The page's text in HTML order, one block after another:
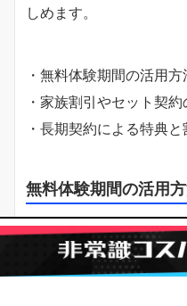
しめます。
・無料体験期間の活用方
・家族割引やセット契約
・長期契約による特典と
無料体験期間の活用
スカパーでは、新規契
ンを実施しているため